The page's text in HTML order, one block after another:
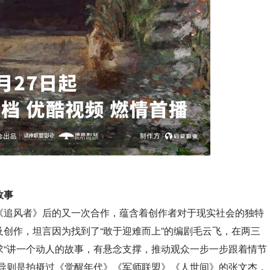
事
风者》后的又一次合作，蕴含着创作者对于现实社会的独特
作，坦言因为找到了“敢于迎难而上”的编剧毛云飞，在两三
讲一个动人的故事，有悬念支撑，推动观众一步一步跟着情节
是拍摄过《觉醒年代》《军师联盟》《人世间》的张文杰，